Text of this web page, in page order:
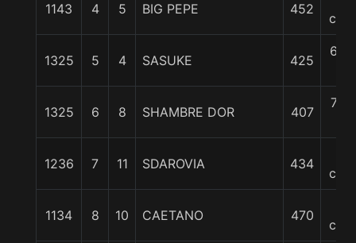
1143 4 5 BIG PEPE 452
1325 5 4 SASUKE 425
6 1/
1325 6 8 SHAMBRE DOR 407
7 1/
1236 7 11 SDAROVIA 434
1134 8 10 CAETANO 470